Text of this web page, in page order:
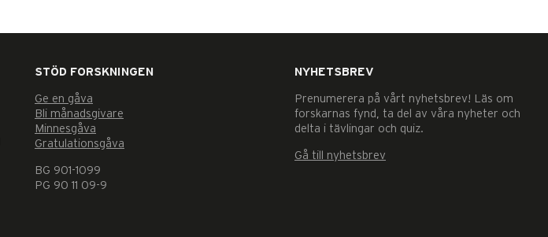
STÖD FORSKNINGEN
Ge en gåva
Bli månadsgivare
Minnesgåva
Gratulationsgåva
BG 901-1099
PG 90 11 09-9
NYHETSBREV
Prenumerera på vårt nyhetsbrev! Läs om
forskarnas fynd, ta del av våra nyheter och
delta i tävlingar och quiz.
Gå till nyhetsbrev